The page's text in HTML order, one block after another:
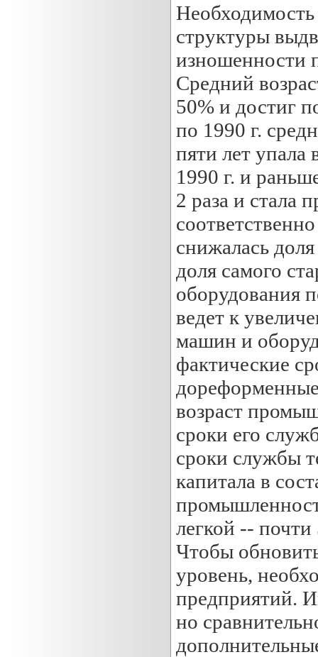
Необходимость
структуры
изношенности
Средний
50% и достиг
по 1990 г.
пяти лет упала
1990 г. и
2 раза и стала
снижалась
доля самого
оборудования
ведет к
машин и
фактические
возраст
сроки его
сроки службы
капитала в
легкой --
Чтобы
уровень,
предприятий.
но